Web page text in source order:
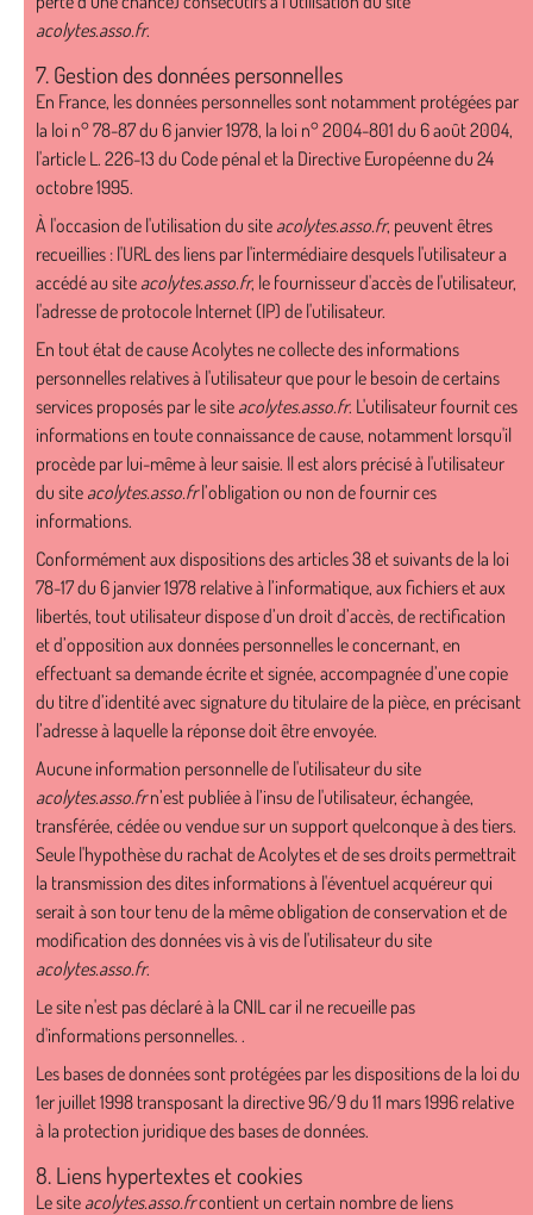
acolytes.asso.fr.
7. Gestion des données personnelles
En France, les données personnelles sont notamment protégées par
la loi n° 78-87 du 6 janvier 1978, la loi n° 2004-801 du 6 août 2004,
l'article L. 226-13 du Code pénal et la Directive Européenne du 24
octobre 1995.
À l'occasion de l'utilisation du site acolytes.asso.fr, peuvent êtres
recueillies : l'URL des liens par l'intermédiaire desquels l'utilisateur a
accédé au site acolytes.asso.fr, le fournisseur d'accès de l'utilisateur,
l'adresse de protocole Internet (IP) de l'utilisateur.
En tout état de cause Acolytes ne collecte des informations
personnelles relatives à l'utilisateur que pour le besoin de certains
services proposés par le site acolytes.asso.fr. L'utilisateur fournit ces
informations en toute connaissance de cause, notamment lorsqu'il
procède par lui-même à leur saisie. Il est alors précisé à l'utilisateur
du site acolytes.asso.frl’obligation ou non de fournir ces
informations.
Conformément aux dispositions des articles 38 et suivants de la loi
78-17 du 6 janvier 1978 relative à l’informatique, aux fichiers et aux
libertés, tout utilisateur dispose d’un droit d’accès, de rectification
et d’opposition aux données personnelles le concernant, en
effectuant sa demande écrite et signée, accompagnée d’une copie
du titre d’identité avec signature du titulaire de la pièce, en précisant
l’adresse à laquelle la réponse doit être envoyée.
Aucune information personnelle de l'utilisateur du site
acolytes.asso.frn’est publiée à l’insu de l'utilisateur, échangée,
transférée, cédée ou vendue sur un support quelconque à des tiers.
Seule l'hypothèse du rachat de Acolytes et de ses droits permettrait
la transmission des dites informations à l'éventuel acquéreur qui
serait à son tour tenu de la même obligation de conservation et de
modification des données vis à vis de l'utilisateur du site
acolytes.asso.fr.
Le site n'est pas déclaré à la CNIL car il ne recueille pas
d'informations personnelles. .
Les bases de données sont protégées par les dispositions de la loi du
1er juillet 1998 transposant la directive 96/9 du 11 mars 1996 relative
à la protection juridique des bases de données.
8. Liens hypertextes et cookies
Le site acolytes.asso.frcontient un certain nombre de liens